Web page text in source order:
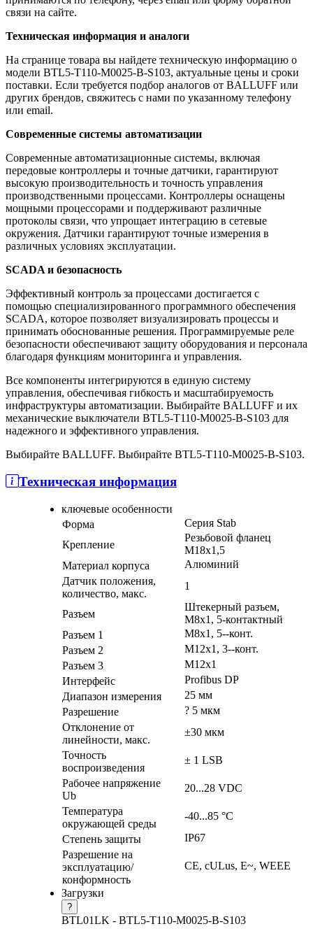
связи на сайте.
Техническая информация и аналоги
На странице товара вы найдете техническую информацию о
модели BTL5-T110-M0025-B-S103, актуальные цены и сроки
поставки. Если требуется подбор аналогов от BALLUFF или
других брендов, свяжитесь с нами по указанному телефону
или email.
Современные системы автоматизации
Современные автоматизационные системы, включая
передовые контроллеры и точные датчики, гарантируют
высокую производительность и точность управления
производственными процессами. Контроллеры оснащены
мощными процессорами и поддерживают различные
протоколы связи, что упрощает интеграцию в сетевые
окружения. Датчики гарантируют точные измерения в
различных условиях эксплуатации.
SCADA и безопасность
Эффективный контроль за процессами достигается с
помощью специализированного программного обеспечения
SCADA, которое позволяет визуализировать процессы и
принимать обоснованные решения. Программируемые реле
безопасности обеспечивают защиту оборудования и персонала
благодаря функциям мониторинга и управления.
Все компоненты интегрируются в единую систему
управления, обеспечивая гибкость и масштабируемость
инфраструктуры автоматизации. Выбирайте BALLUFF и их
механические выключатели BTL5-T110-M0025-B-S103 для
надежного и эффективного управления.
Выбирайте BALLUFF. Выбирайте BTL5-T110-M0025-B-S103.
Техническая информация
ключевые особенности
Форма
Серия Stab
Крепление
Резьбовой фланец
M18x1,5
Материал корпуса
Алюминий
Датчик положения,
количество, макс.
1
Разъем
Штекерный разъем,
M8x1, 5-контактный
Разъем 1
M8x1, 5--конт.
Разъем 2
M12x1, 3--конт.
Разъем 3
M12x1
Интерфейс
Profibus DP
Диапазон измерения
25 мм
Разрешение
? 5 мкм
Отклонение от
линейности, макс.
±30 мкм
Точность
воспроизведения
± 1 LSB
Рабочее напряжение
Ub
20...28 VDC
Температура
окружающей среды
-40...85 °C
Степень защиты
IP67
Разрешение на
эксплуатацию/
конформность
CE, cULus, E~, WEEE
Загрузки
?
BTL01LK - BTL5-T110-M0025-B-S103